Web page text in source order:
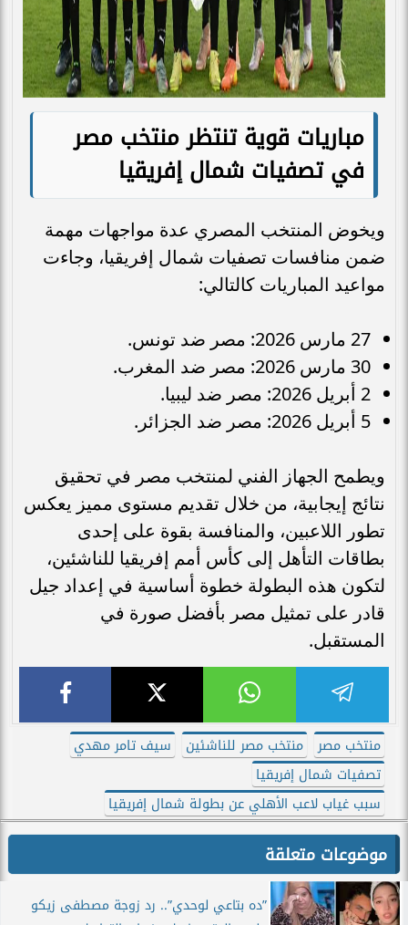
مباريات قوية تنتظر منتخب مصر
في تصفيات شمال إفريقيا
ويخوض المنتخب المصري عدة مواجهات مهمة
ضمن منافسات تصفيات شمال إفريقيا، وجاءت
مواعيد المباريات كالتالي:
27 مارس 2026: مصر ضد تونس.
30 مارس 2026: مصر ضد المغرب.
2 أبريل 2026: مصر ضد ليبيا.
5 أبريل 2026: مصر ضد الجزائر.
ويطمح الجهاز الفني لمنتخب مصر في تحقيق
نتائج إيجابية، من خلال تقديم مستوى مميز يعكس
تطور اللاعبين، والمنافسة بقوة على إحدى
بطاقات التأهل إلى كأس أمم إفريقيا للناشئين،
لتكون هذه البطولة خطوة أساسية في إعداد جيل
قادر على تمثيل مصر بأفضل صورة في
المستقبل.
منتخب مصر منتخب مصر للناشئين
سيف تامر مهدي
تصفيات شمال إفريقيا
سبب غياب لاعب الأهلي عن بطولة شمال إفريقيا
موضوعات متعلقة
”ده بتاعي لوحدي”.. رد زوجة مصطفى زيكو